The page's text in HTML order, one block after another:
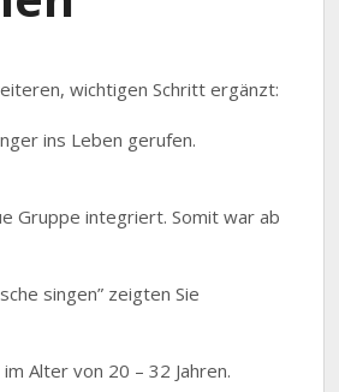
wichtigen Schritt ergänzt:
ins Leben gerufen.
Gruppe integriert. Somit war ab
singen” zeigten Sie
Alter von 20 – 32 Jahren.